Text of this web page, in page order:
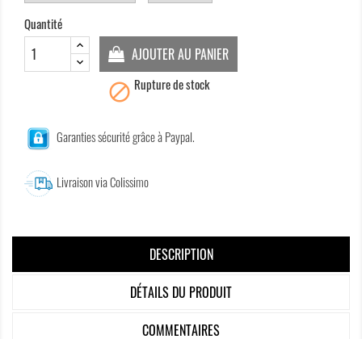
Quantité
AJOUTER AU PANIER
 Rupture de stock
Garanties sécurité grâce à Paypal.
Livraison via Colissimo
DESCRIPTION
DÉTAILS DU PRODUIT
COMMENTAIRES